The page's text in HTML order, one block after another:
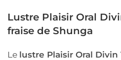
Lustre Plaisir Oral
fraise de Shunga
Le lustre Plaisir Oral